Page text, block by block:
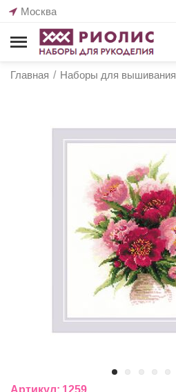
Москва
Главная / Наборы для вышивания
Артикул: 1259